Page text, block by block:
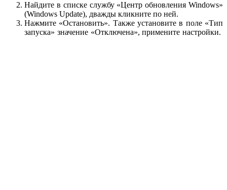
Найдите в списке службу «Центр обновления Windows»
(Windows Update), дважды кликните по ней.
Нажмите «Остановить». Также установите в поле «Тип
запуска» значение «Отключена», примените настройки.